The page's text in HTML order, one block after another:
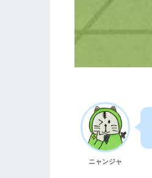
ニャンジャ